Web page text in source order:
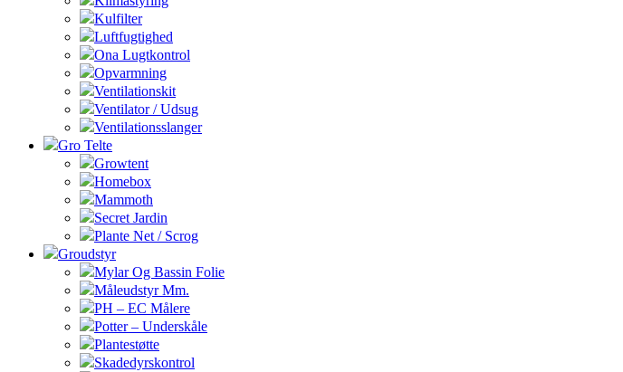
Kulfilter
Luftfugtighed
Ona Lugtkontrol
Opvarmning
Ventilationskit
Ventilator / Udsug
Ventilationsslanger
Gro Telte
Growtent
Homebox
Mammoth
Secret Jardin
Plante Net / Scrog
Groudstyr
Mylar Og Bassin Folie
Måleudstyr Mm.
PH – EC Målere
Potter – Underskåle
Plantestøtte
Skadedyrskontrol